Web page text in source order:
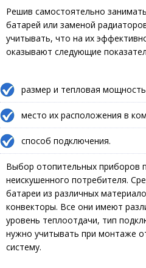
Решив самостоятельно
батарей или заменой
учитывать, что на их
оказывают следующие
размер и тепловая
место их расположения в
способ подключения.
Выбор отопительных приборов
неискушенного потребителя.
батареи из различных
конвекторы. Все они имеют
уровень теплоотдачи, тип
нужно учитывать при монтаже
систему.